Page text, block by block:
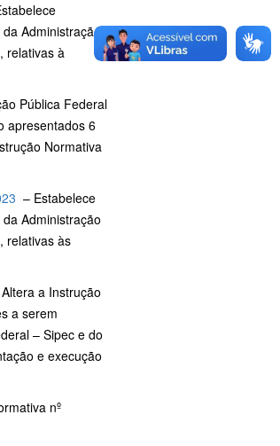
Administração
relativas à
Pública Federal
apresentados 6
Normativa
– Estabelece
Administração
relativas às
a Instrução
a serem
– Sipec e do
e execução
nº